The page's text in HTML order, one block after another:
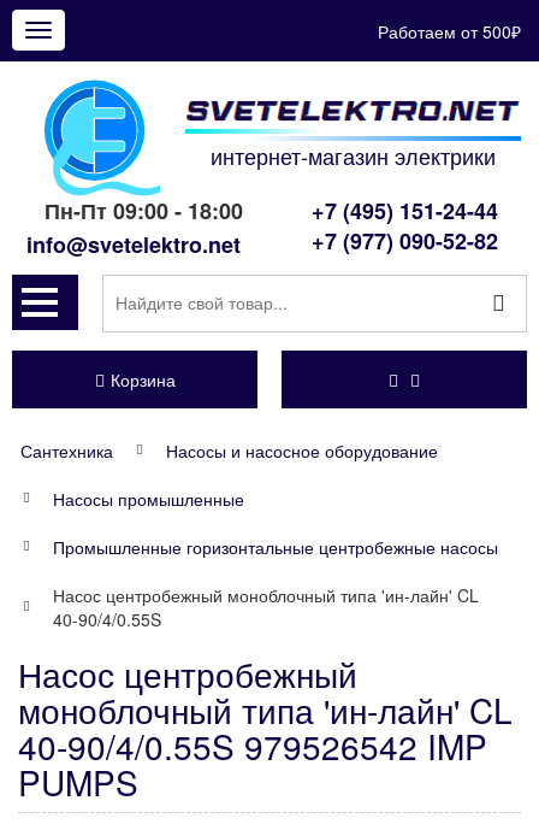
Показать
меню
Работаем от 500₽
интернет-магазин электрики
Пн-Пт 09:00 - 18:00
info@svetelektro.net
+7 (495) 151-24-44
+7 (977) 090-52-82
Корзина
Сантехника
Насосы и насосное оборудование
Насосы промышленные
Промышленные горизонтальные центробежные насосы
Насос центробежный моноблочный типа 'ин-лайн' CL
40-90/4/0.55S
Насос центробежный
моноблочный типа 'ин-лайн' CL
40-90/4/0.55S 979526542 IMP
PUMPS